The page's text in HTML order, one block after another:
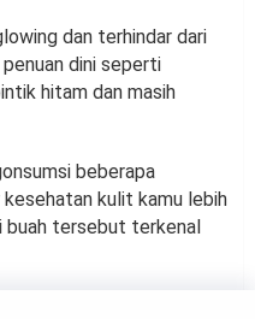
dan terhindar dari
dini seperti
hitam dan masih
beberapa
kulit kamu lebih
buah tersebut terkenal